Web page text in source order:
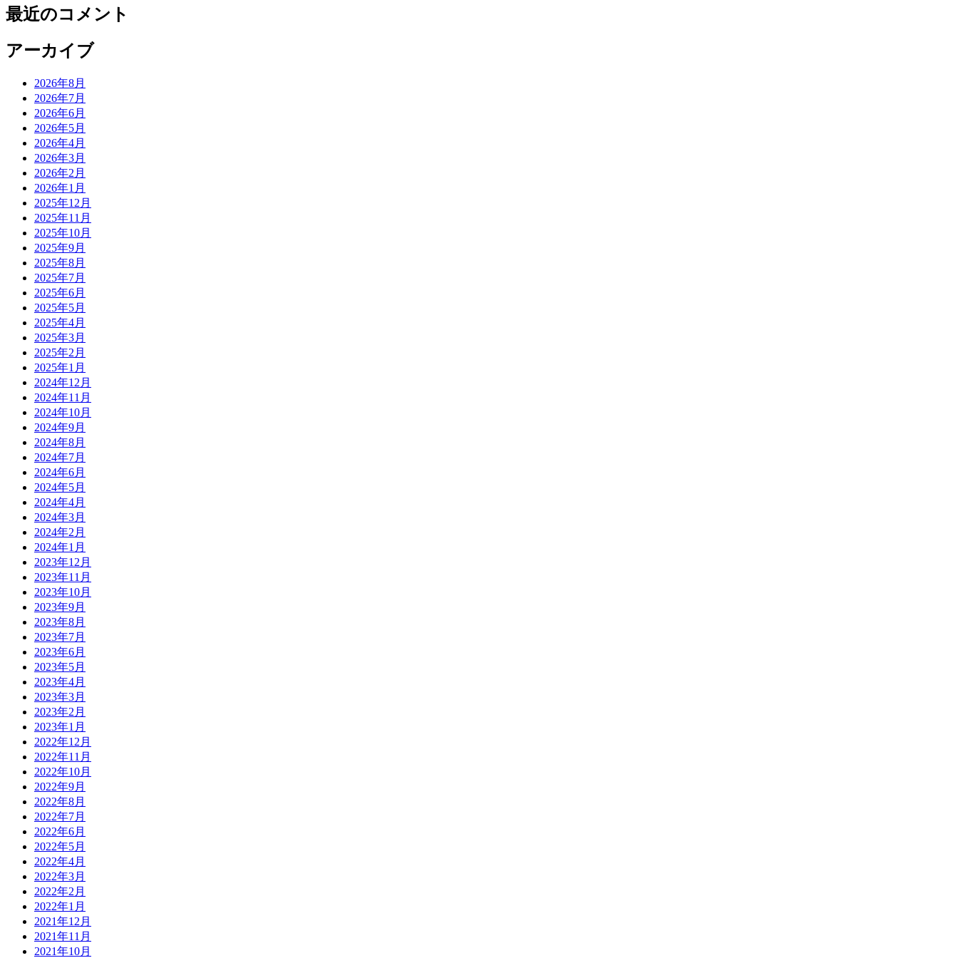
最近のコメント
アーカイブ
2026年8月
2026年7月
2026年6月
2026年5月
2026年4月
2026年3月
2026年2月
2026年1月
2025年12月
2025年11月
2025年10月
2025年9月
2025年8月
2025年7月
2025年6月
2025年5月
2025年4月
2025年3月
2025年2月
2025年1月
2024年12月
2024年11月
2024年10月
2024年9月
2024年8月
2024年7月
2024年6月
2024年5月
2024年4月
2024年3月
2024年2月
2024年1月
2023年12月
2023年11月
2023年10月
2023年9月
2023年8月
2023年7月
2023年6月
2023年5月
2023年4月
2023年3月
2023年2月
2023年1月
2022年12月
2022年11月
2022年10月
2022年9月
2022年8月
2022年7月
2022年6月
2022年5月
2022年4月
2022年3月
2022年2月
2022年1月
2021年12月
2021年11月
2021年10月